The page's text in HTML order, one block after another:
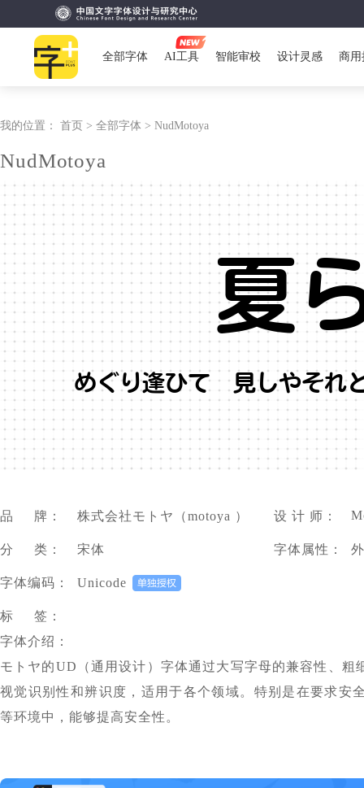
全部字体 AI工具 智能审校 设计灵感 商用
我的位置： 首页 > 全部字体 > NudMotoya
NudMotoya
夏
めぐり逢ひて 見しやそ
品 牌： 株式会社モトヤ（motoya ） 设 计 师：
分 类： 宋体 字体属性：
字体编码： Unicode
标 签：
字体介绍：
モトヤ的UD（通用设计）字体通过大写字母的兼容性、
视觉识别性和辨识度，适用于各个领域。特别是在要求安
等环境中，能够提高安全性。